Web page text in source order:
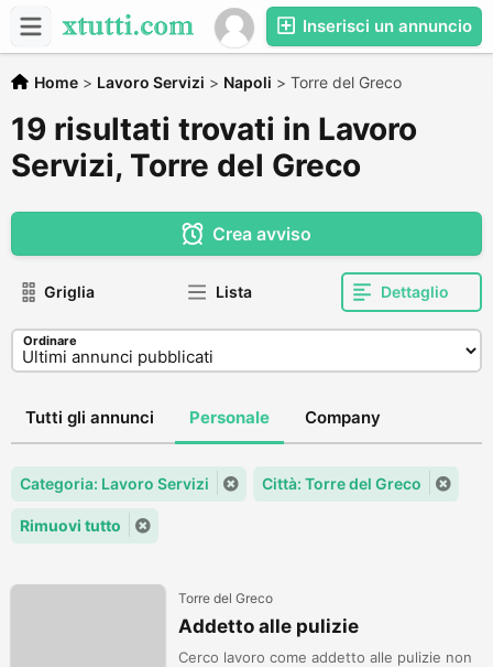
Inserisci un annuncio
Home > Lavoro Servizi > Napoli > Torre del Greco
19 risultati trovati in Lavoro
Servizi, Torre del Greco
Crea avviso
Griglia Lista Dettaglio
Ordinare
Tutti gli annunci Personale Company
Categoria: Lavoro Servizi Città: Torre del Greco
Rimuovi tutto
Torre del Greco
Addetto alle pulizie
Cerco lavoro come addetto alle pulizie non